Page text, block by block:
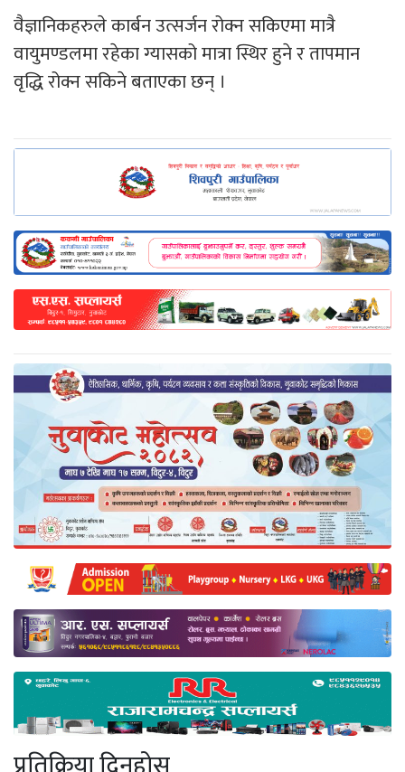
वैज्ञानिकहरुले कार्बन उत्सर्जन रोक्न सकिएमा मात्रै
वायुमण्डलमा रहेका ग्यासको मात्रा स्थिर हुने र तापमान
वृद्धि रोक्न सकिने बताएका छन् ।